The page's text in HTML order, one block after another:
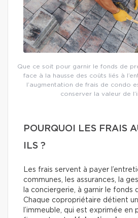
Que ce soit pour garnir le fonds de
face à la hausse des coûts liés à
l’augmentation de frais de condo
conserver la valeur de
POURQUOI LES FRAIS
ILS ?
Les frais servent à payer
communes, les assurances, la
la conciergerie, à garnir le fonds
Chaque copropriétaire détient
l’immeuble, qui est exprimée en